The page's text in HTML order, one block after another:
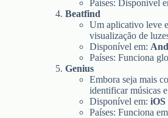
Países: Disponível
Beatfind
Um aplicativo leve
visualização de
Disponível em:
Países: Funciona
Genius
Embora seja mais
identificar músicas
Disponível em:iOS
Países: Funciona